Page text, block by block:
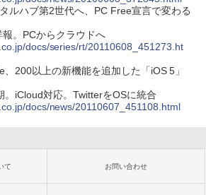
ルハブ第2世代へ、PC Free宣言で変わる
。PCからクラウドへ
docs/series/rt/20110608_451273.ht
、200以上の新機能を追加した「iOS 5」
。iCloud対応。TwitterをOSに統合
docs/news/20110607_451108.html
て お問い合わせ